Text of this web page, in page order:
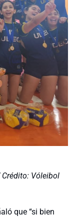
Vóleibol
que “si bien